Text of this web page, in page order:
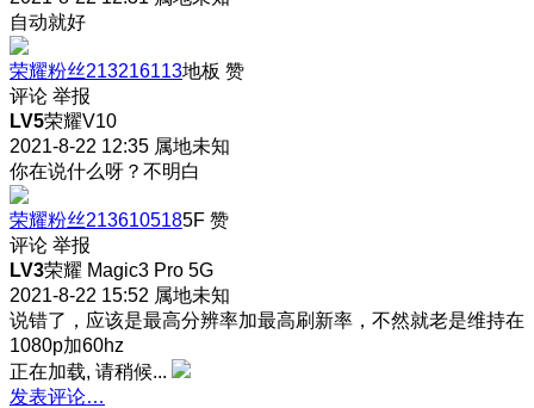
自动就好
荣耀粉丝213216113地板 赞
评论 举报
LV5荣耀V10
2021-8-22 12:35 属地未知
你在说什么呀？不明白
荣耀粉丝2136105185F 赞
评论 举报
LV3荣耀 Magic3 Pro 5G
2021-8-22 15:52 属地未知
说错了，应该是最高分辨率加最高刷新率，不然就老是维持在
1080p加60hz
正在加载, 请稍候...
发表评论…